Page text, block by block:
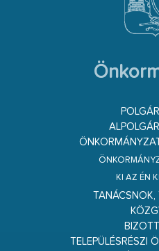
KI AZ ÉN
TELEPÜLÉSRÉSZI